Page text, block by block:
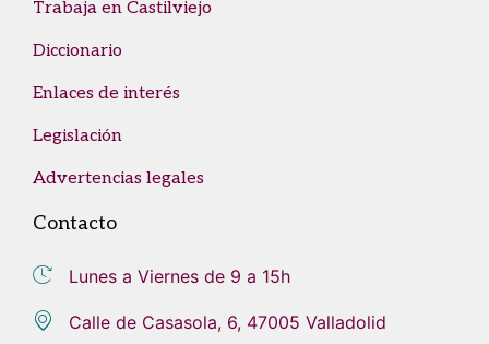
Trabaja en Castilviejo
Diccionario
Enlaces de interés
Legislación
Advertencias legales
Contacto
Lunes a Viernes de 9 a 15h
Calle de Casasola, 6, 47005 Valladolid